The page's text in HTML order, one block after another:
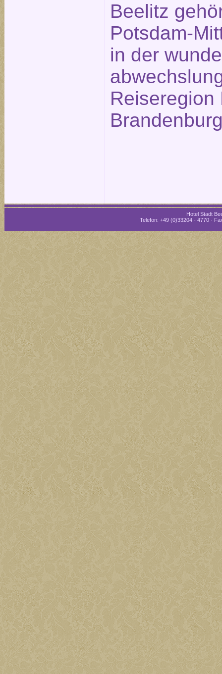
Beelitz
Potsdam-
in der
Reiseregion
Hotel Stadt
Telefon: +49 (0)33204 - 4770 ·